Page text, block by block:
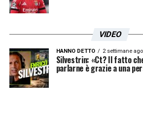
VIDEO
HANNO DETTO 2 settimane ago
Silvestrin: «Ct? Il fatto
parlarne è grazie a una